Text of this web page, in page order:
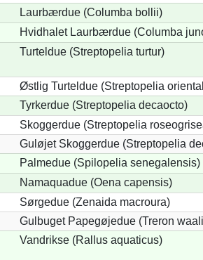
Laurbærdue (Columba bollii)
Hvidhalet Laurbærdue (Columba
Turteldue (Streptopelia turtur)
Østlig Turteldue (Streptopelia
Tyrkerdue (Streptopelia decaocto)
Skoggerdue (Streptopelia
Guløjet Skoggerdue (Streptopelia
Palmedue (Spilopelia senegalensis)
Namaquadue (Oena capensis)
Sørgedue (Zenaida macroura)
Gulbuget Papegøjedue (Treron
Vandrikse (Rallus aquaticus)